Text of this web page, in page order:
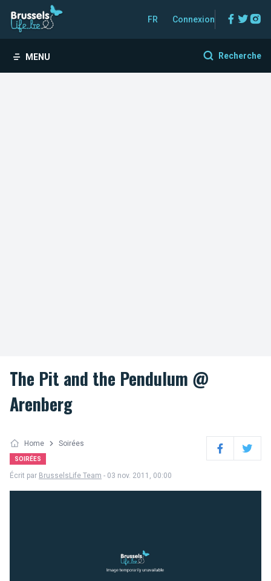
FR Connexion
MENU Recherche
The Pit and the Pendulum @
Arenberg
Home Soirées
SOIRÉES FacebookTwitter
Écrit par BrusselsLife Team - 03 nov. 2011, 00:00